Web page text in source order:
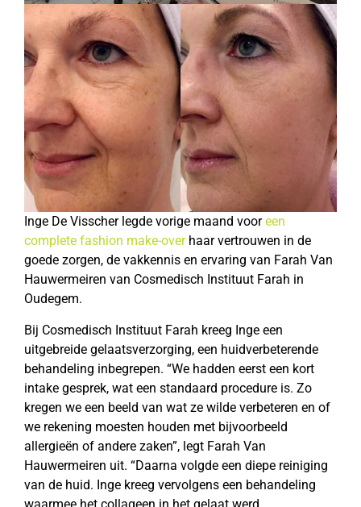
Inge De Visscher legde vorige maand vooreen
complete fashion make-overhaar vertrouwen in de
goede zorgen, de vakkennis en ervaring van Farah Van
Hauwermeiren van Cosmedisch Instituut Farah in
Oudegem.
Bij Cosmedisch Instituut Farah kreeg Inge een
uitgebreide gelaatsverzorging, een huidverbeterende
behandeling inbegrepen. “We hadden eerst een kort
intake gesprek, wat een standaard procedure is. Zo
kregen we een beeld van wat ze wilde verbeteren en of
we rekening moesten houden met bijvoorbeeld
allergieën of andere zaken”, legt Farah Van
Hauwermeiren uit. “Daarna volgde een diepe reiniging
van de huid. Inge kreeg vervolgens een behandeling